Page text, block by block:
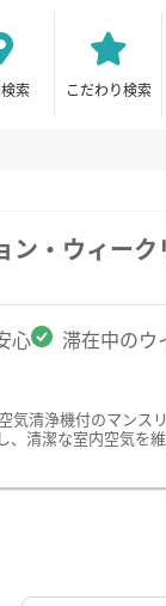
索 こだわり検索
・ウィー
心 滞在中のウ
清浄機付のマン
清潔な室内空気を